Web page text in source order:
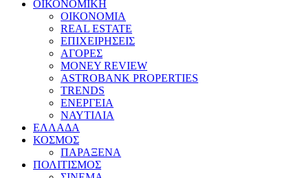
ΟΙΚΟΝΟΜΙΚΗ
ΟΙΚΟΝΟΜΙΑ
REAL ESTATE
ΕΠΙΧΕΙΡΗΣΕΙΣ
ΑΓΟΡΕΣ
MONEY REVIEW
ASTROBANK PROPERTIES
TRENDS
ΕΝΕΡΓΕΙΑ
ΝΑΥΤΙΛΙΑ
ΕΛΛΑΔΑ
ΚΟΣΜΟΣ
ΠΑΡΑΞΕΝΑ
ΠΟΛΙΤΙΣΜΟΣ